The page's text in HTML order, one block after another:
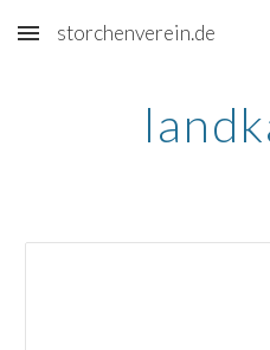
Skip to main content
storchenverein.de